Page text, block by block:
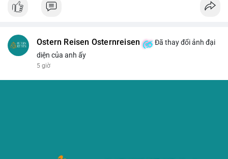
Ostern Reisen Osternreisen
Đã thay đổi ảnh đại
diện của anh ấy
5 giờ